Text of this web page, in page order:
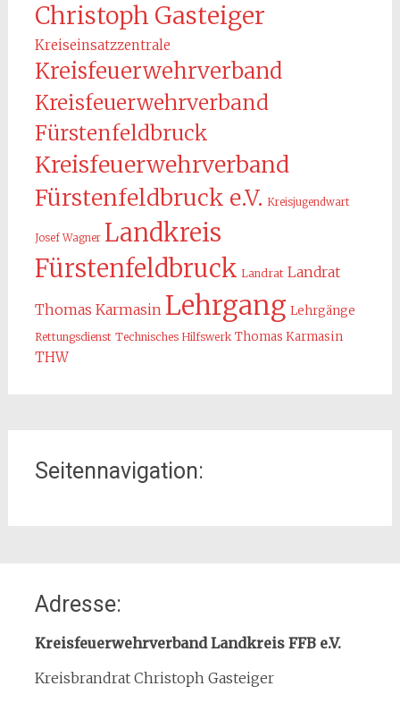
Christoph Gasteiger
Kreiseinsatzzentrale
Kreisfeuerwehrverband
Kreisfeuerwehrverband
Fürstenfeldbruck
Kreisfeuerwehrverband
Fürstenfeldbruck e.V. Kreisjugendwart
Josef Wagner Landkreis
Fürstenfeldbruck Landrat Landrat
Thomas Karmasin Lehrgang Lehrgänge
Rettungsdienst Technisches Hilfswerk Thomas Karmasin
THW
Seitennavigation:
Organisation
Kreisfeuerwehrverband
Adresse:
Kreisfeuerwehrverband Landkreis FFB e.V.
Kreisbrandrat Christoph Gasteiger